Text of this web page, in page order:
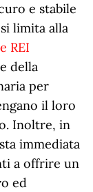
e stabile
limita alla
REI
della
per
il loro
Inoltre, in
immediata
a offrire un
ed